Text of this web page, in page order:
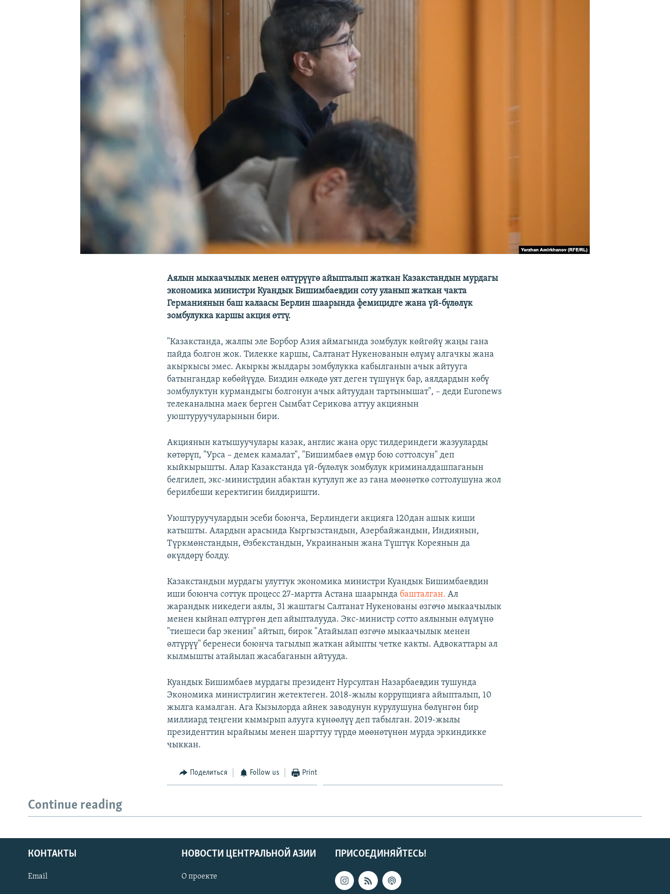
Аялын мыкаачылык менен өлтүрүүгө айыпталып жаткан Казакстандын мурдагы
экономика министри Куандык Бишимбаевдин соту уланып жаткан чакта
Германиянын баш калаасы Берлин шаарында фемицидге жана үй-бүлөлүк
зомбулукка каршы акция өттү.
"Казакстанда, жалпы эле Борбор Азия аймагында зомбулук көйгөйү жаңы гана
пайда болгон жок. Тилекке каршы, Салтанат Нукенованын өлүмү алгачкы жана
акыркысы эмес. Акыркы жылдары зомбулукка кабылганын ачык айтууга
батынгандар көбөйүүдө. Биздин өлкөдө уят деген түшүнүк бар, аялдардын көбү
зомбулуктун курмандыгы болгонун ачык айтуудан тартынышат", – деди Euronews
телеканалына маек берген Сымбат Серикова аттуу акциянын
уюштуруучуларынын бири.
Акциянын катышуучулары казак, англис жана орус тилдериндеги жазууларды
көтөрүп, "Урса – демек камалат", "Бишимбаев өмүр бою соттолсун" деп
кыйкырышты. Алар Казакстанда үй-бүлөлүк зомбулук криминалдашпаганын
белгилеп, экс-министрдин абактан кутулуп же аз гана мөөнөткө соттолушуна жол
берилбеши керектигин билдиришти.
Уюштуруучулардын эсеби боюнча, Берлиндеги акцияга 120дан ашык киши
катышты. Алардын арасында Кыргызстандын, Азербайжандын, Индиянын,
Түркмөнстандын, Өзбекстандын, Украинанын жана Түштүк Кореянын да
өкүлдөрү болду.
Казакстандын мурдагы улуттук экономика министри Куандык Бишимбаевдин
иши боюнча соттук процесс 27-мартта Астана шаарында башталган. Ал
жарандык никедеги аялы, 31 жаштагы Салтанат Нукенованы өзгөчө мыкаачылык
менен кыйнап өлтүргөн деп айыпталууда. Экс-министр сотто аялынын өлүмүнө
"тиешеси бар экенин" айтып, бирок "Атайылап өзгөчө мыкаачылык менен
өлтүрүү" беренеси боюнча тагылып жаткан айыпты четке какты. Адвокаттары ал
кылмышты атайылап жасабаганын айтууда.
Куандык Бишимбаев мурдагы президент Нурсултан Назарбаевдин тушунда
Экономика министрлигин жетектеген. 2018-жылы коррупцияга айыпталып, 10
жылга камалган. Ага Кызылорда айнек заводунун курулушуна бөлүнгөн бир
миллиард теңгени кымырып алууга күнөөлүү деп табылган. 2019-жылы
президенттин ырайымы менен шарттуу түрдө мөөнөтүнөн мурда эркиндикке
чыккан.
Поделиться Follow us Print
Continue reading
ПРИСОЕДИНЯЙТЕСЬ!
КОНТАКТЫ
Email
НОВОСТИ ЦЕНТРАЛЬНОЙ АЗИИ
О проекте